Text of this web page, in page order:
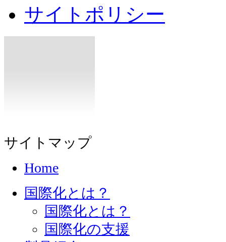
サイトポリシー
サイトマップ
Home
国際化とは？
国際化とは？
国際化の支援